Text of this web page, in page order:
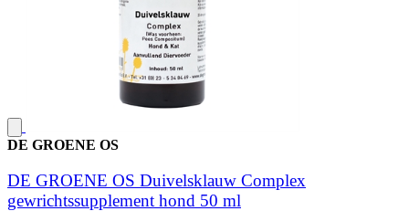
DE GROENE OS
DE GROENE OS Duivelsklauw Complex
gewrichtssupplement hond 50 ml